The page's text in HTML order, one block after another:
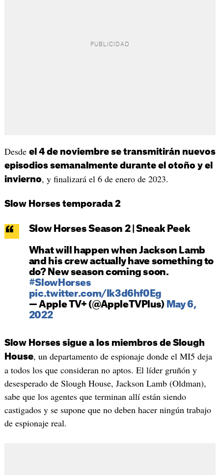
Desde el 4 de noviembre se transmitirán nuevos
episodios semanalmente durante el otoño y el
invierno, y finalizará el 6 de enero de 2023.
Slow Horses temporada 2
Slow Horses Season 2 | Sneak Peek
What will happen when Jackson Lamb
and his crew actually have something to
do? New season coming soon.
#SlowHorses
pic.twitter.com/Ik3d6hf0Eg
— Apple TV+ (@AppleTVPlus) May 6,
2022
Slow Horses sigue a los miembros de Slough
House, un departamento de espionaje donde el MI5 deja
a todos los que consideran no aptos. El líder gruñón y
desesperado de Slough House, Jackson Lamb (Oldman),
sabe que los agentes que terminan allí están siendo
castigados y se supone que no deben hacer ningún trabajo
de espionaje real.